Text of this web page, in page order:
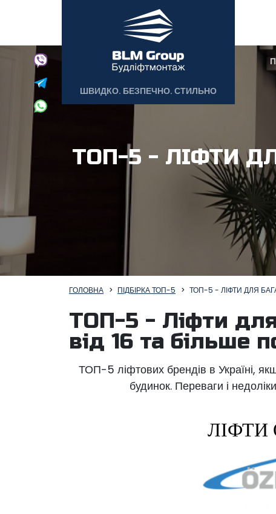
ШВИДКО. БЕЗПЕЧНО. СТИЛЬНО
ТОП-5 - ЛІФТИ
ГОЛОВНА ПІДБІРКА ТОП-5 ТОП-5 - ЛІФТИ ДЛЯ
ТОП-5 - Ліфти для
від 16 та більше
ТОП-5 ліфтових брендів в Україні,
будинок. Переваги і
ЛІФТИ